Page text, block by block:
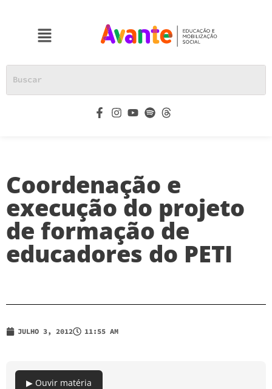
Coordenação e
execução do projeto
de formação de
educadores do PETI
JULHO 3, 2012 11:55 AM
▶ Ouvir matéria